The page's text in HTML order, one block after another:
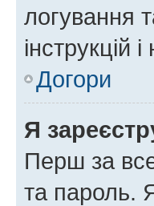
логування
інструкцій
Догори
Я
Перш за
та пароль.